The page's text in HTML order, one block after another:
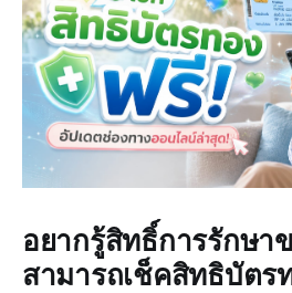
อยากรู้สิทธิ์การรักษา
สามารถเช็คสิทธิบัตร